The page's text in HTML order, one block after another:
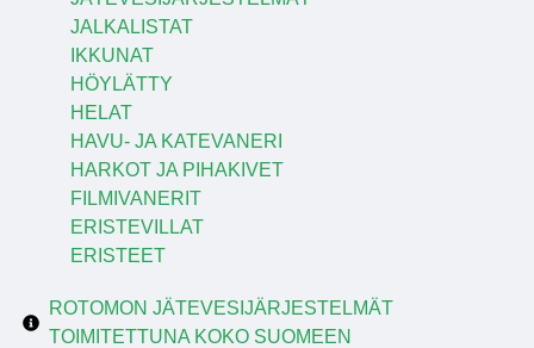
JALKALISTAT
IKKUNAT
HÖYLÄTTY
HELAT
HAVU- JA KATEVANERI
HARKOT JA PIHAKIVET
FILMIVANERIT
ERISTEVILLAT
ERISTEET
ROTOMON JÄTEVESIJÄRJESTELMÄT
TOIMITETTUNA KOKO SUOMEEN